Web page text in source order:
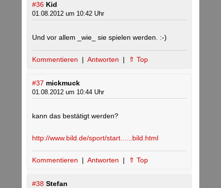
#36 Kid
01.08.2012 um 10:42 Uhr
Und vor allem _wie_ sie spielen werden. :-)
Kommentieren | Antworten | ⇑ Top
#37 mickmuck
01.08.2012 um 10:44 Uhr
kann das bestätigt werden?
http://www.bild.de/sport/start......bild.html
Kommentieren | Antworten | ⇑ Top
#38 Stefan